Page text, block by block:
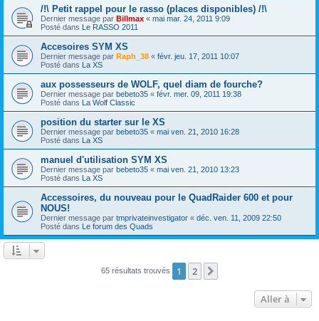
/!\ Petit rappel pour le rasso (places disponibles) /!\
Dernier message par Billmax « mai mar. 24, 2011 9:09
Posté dans Le RASSO 2011
Accesoires SYM XS
Dernier message par Raph_38 « févr. jeu. 17, 2011 10:07
Posté dans La XS
aux possesseurs de WOLF, quel diam de fourche?
Dernier message par bebeto35 « févr. mer. 09, 2011 19:38
Posté dans La Wolf Classic
position du starter sur le XS
Dernier message par bebeto35 « mai ven. 21, 2010 16:28
Posté dans La XS
manuel d'utilisation SYM XS
Dernier message par bebeto35 « mai ven. 21, 2010 13:23
Posté dans La XS
Accessoires, du nouveau pour le QuadRaider 600 et pour
NOUS!
Dernier message par tmprivateinvestigator « déc. ven. 11, 2009 22:50
Posté dans Le forum des Quads
65 résultats trouvés 1 2
Aller à